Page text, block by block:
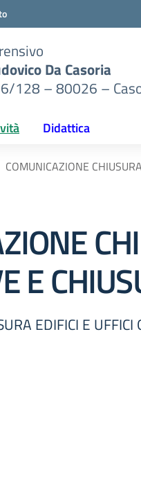
Da Casoria
128 – 80026 –
Didattica
COMUNICAZIONE
E
EDIFICI E